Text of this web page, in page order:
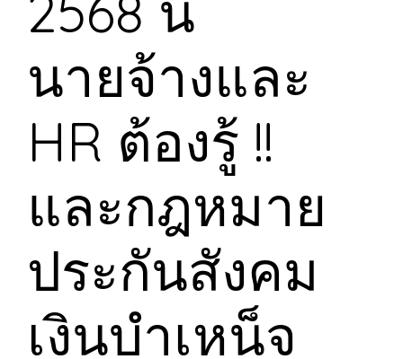
นายจ้างและ
HR ต้องรู้ !!
และกฎหมาย
ประกันสังคม
เงินบำเหน็จ